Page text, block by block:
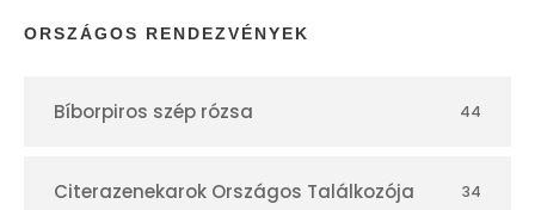
p
ORSZÁGOS RENDEZVÉNYEK
Bíborpiros szép rózsa 44
Citerazenekarok Országos Találkozója 34